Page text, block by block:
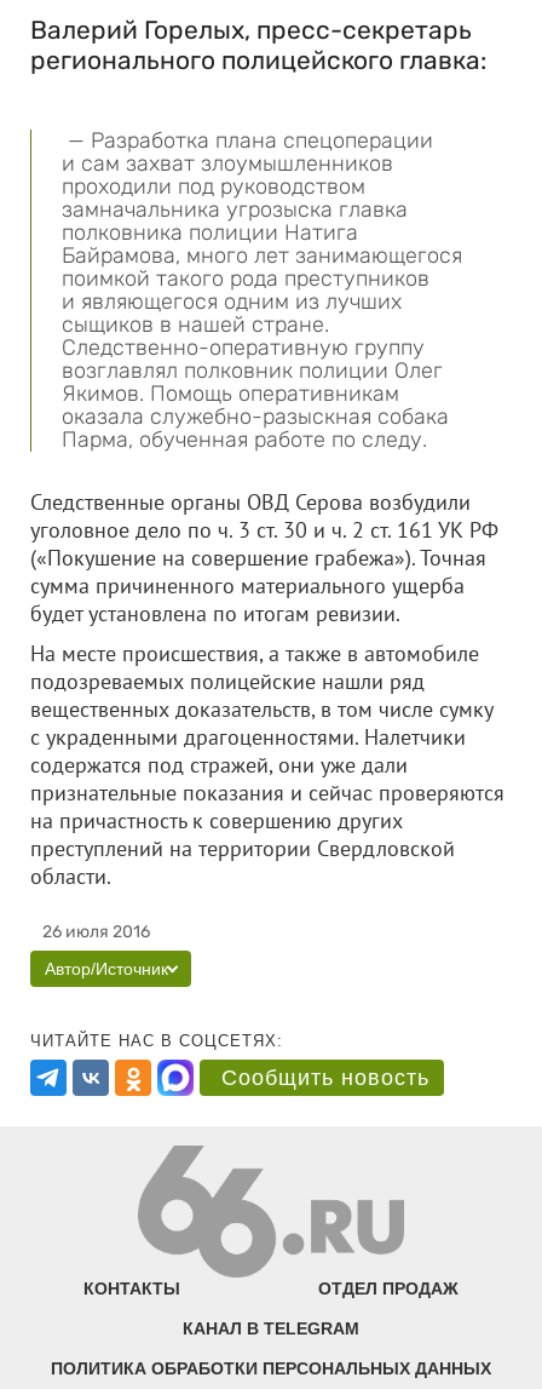
Валерий Горелых, пресс-секретарь
регионального полицейского главка:
— Разработка плана спецоперации
и сам захват злоумышленников
проходили под руководством
замначальника угрозыска главка
полковника полиции Натига
Байрамова, много лет занимающегося
поимкой такого рода преступников
и являющегося одним из лучших
сыщиков в нашей стране.
Следственно-оперативную группу
возглавлял полковник полиции Олег
Якимов. Помощь оперативникам
оказала служебно-разыскная собака
Парма, обученная работе по следу.
Следственные органы ОВД Серова возбудили
уголовное дело по ч. 3 ст. 30 и ч. 2 ст. 161 УК РФ
(«Покушение на совершение грабежа»). Точная
сумма причиненного материального ущерба
будет установлена по итогам ревизии.
На месте происшествия, а также в автомобиле
подозреваемых полицейские нашли ряд
вещественных доказательств, в том числе сумку
с украденными драгоценностями. Налетчики
содержатся под стражей, они уже дали
признательные показания и сейчас проверяются
на причастность к совершению других
преступлений на территории Свердловской
области.
26 июля 2016
Автор/Источник
ЧИТАЙТЕ НАС В СОЦСЕТЯХ:
Сообщить новость
КОНТАКТЫ ОТДЕЛ ПРОДАЖ
КАНАЛ В TELEGRAM
ПОЛИТИКА ОБРАБОТКИ ПЕРСОНАЛЬНЫХ ДАННЫХ